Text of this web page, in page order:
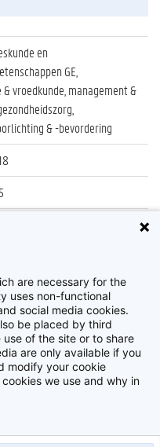
en
GE,
vroedkunde, management &
& -bevordering
Verpleegkunde &
are necessary for the
uses non-functional
social media cookies.
be placed by third
of the site or to share
are only available if you
modify your cookie
we use and why in